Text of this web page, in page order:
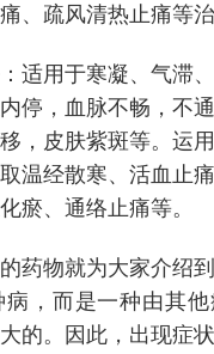
、疏风清热止痛等治
适用于寒凝、气滞
停，血脉不畅，不
，皮肤紫斑等。运
温经散寒、活血止
瘀、通络止痛等。
药物就为大家介绍
，而是一种由其
的。因此，出现症